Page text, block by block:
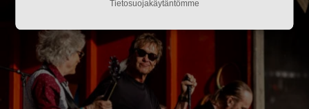
Tietosuojakäytäntömme